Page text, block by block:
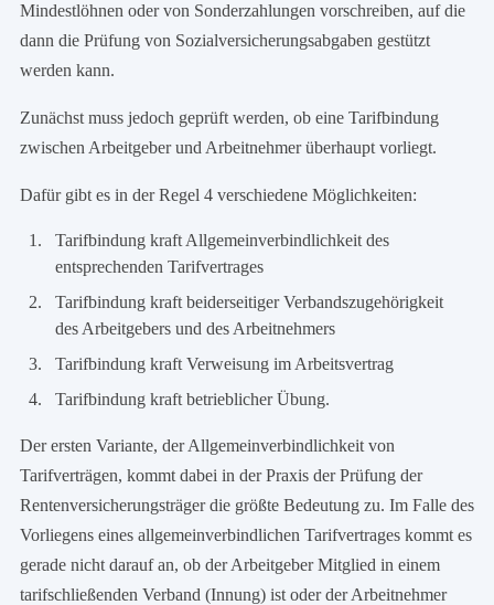
Mindestlöhnen oder von Sonderzahlungen vorschreiben, auf die
dann die Prüfung von Sozialversicherungsabgaben gestützt
werden kann.
Zunächst muss jedoch geprüft werden, ob eine Tarifbindung
zwischen Arbeitgeber und Arbeitnehmer überhaupt vorliegt.
Dafür gibt es in der Regel 4 verschiedene Möglichkeiten:
Tarifbindung kraft Allgemeinverbindlichkeit des
entsprechenden Tarifvertrages
Tarifbindung kraft beiderseitiger Verbandszugehörigkeit
des Arbeitgebers und des Arbeitnehmers
Tarifbindung kraft Verweisung im Arbeitsvertrag
Tarifbindung kraft betrieblicher Übung.
Der ersten Variante, der Allgemeinverbindlichkeit von
Tarifverträgen, kommt dabei in der Praxis der Prüfung der
Rentenversicherungsträger die größte Bedeutung zu. Im Falle des
Vorliegens eines allgemeinverbindlichen Tarifvertrages kommt es
gerade nicht darauf an, ob der Arbeitgeber Mitglied in einem
tarifschließenden Verband (Innung) ist oder der Arbeitnehmer